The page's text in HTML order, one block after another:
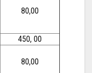
80,00
450, 00
80,00